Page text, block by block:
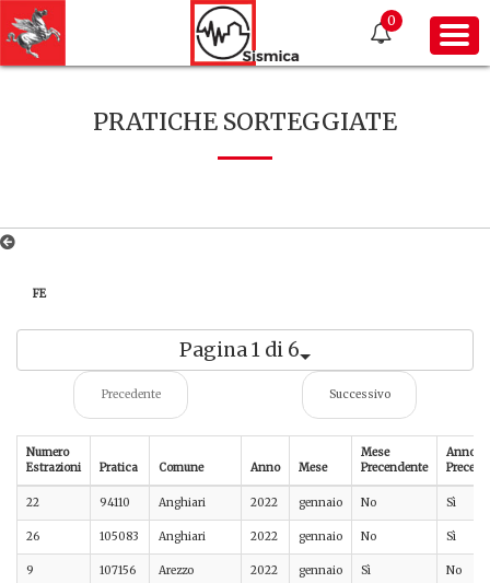
0
PRATICHE SORTEGGIATE
FE
Pagina 1 di 6
Precedente Successivo
Numero
Estrazioni
Pratica Comune Anno Mese
Mese
Precendente
Anno
22 94110 Anghiari 2022 gennaio No Sì
26 105083 Anghiari 2022 gennaio No Sì
9 107156 Arezzo 2022 gennaio Sì No